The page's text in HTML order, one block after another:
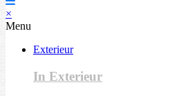
×
Menu
Exterieur
In Exterieur